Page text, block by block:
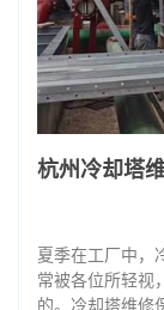
杭州冷却塔
夏季在工厂中，
常被各位所轻视
的。冷却塔维修